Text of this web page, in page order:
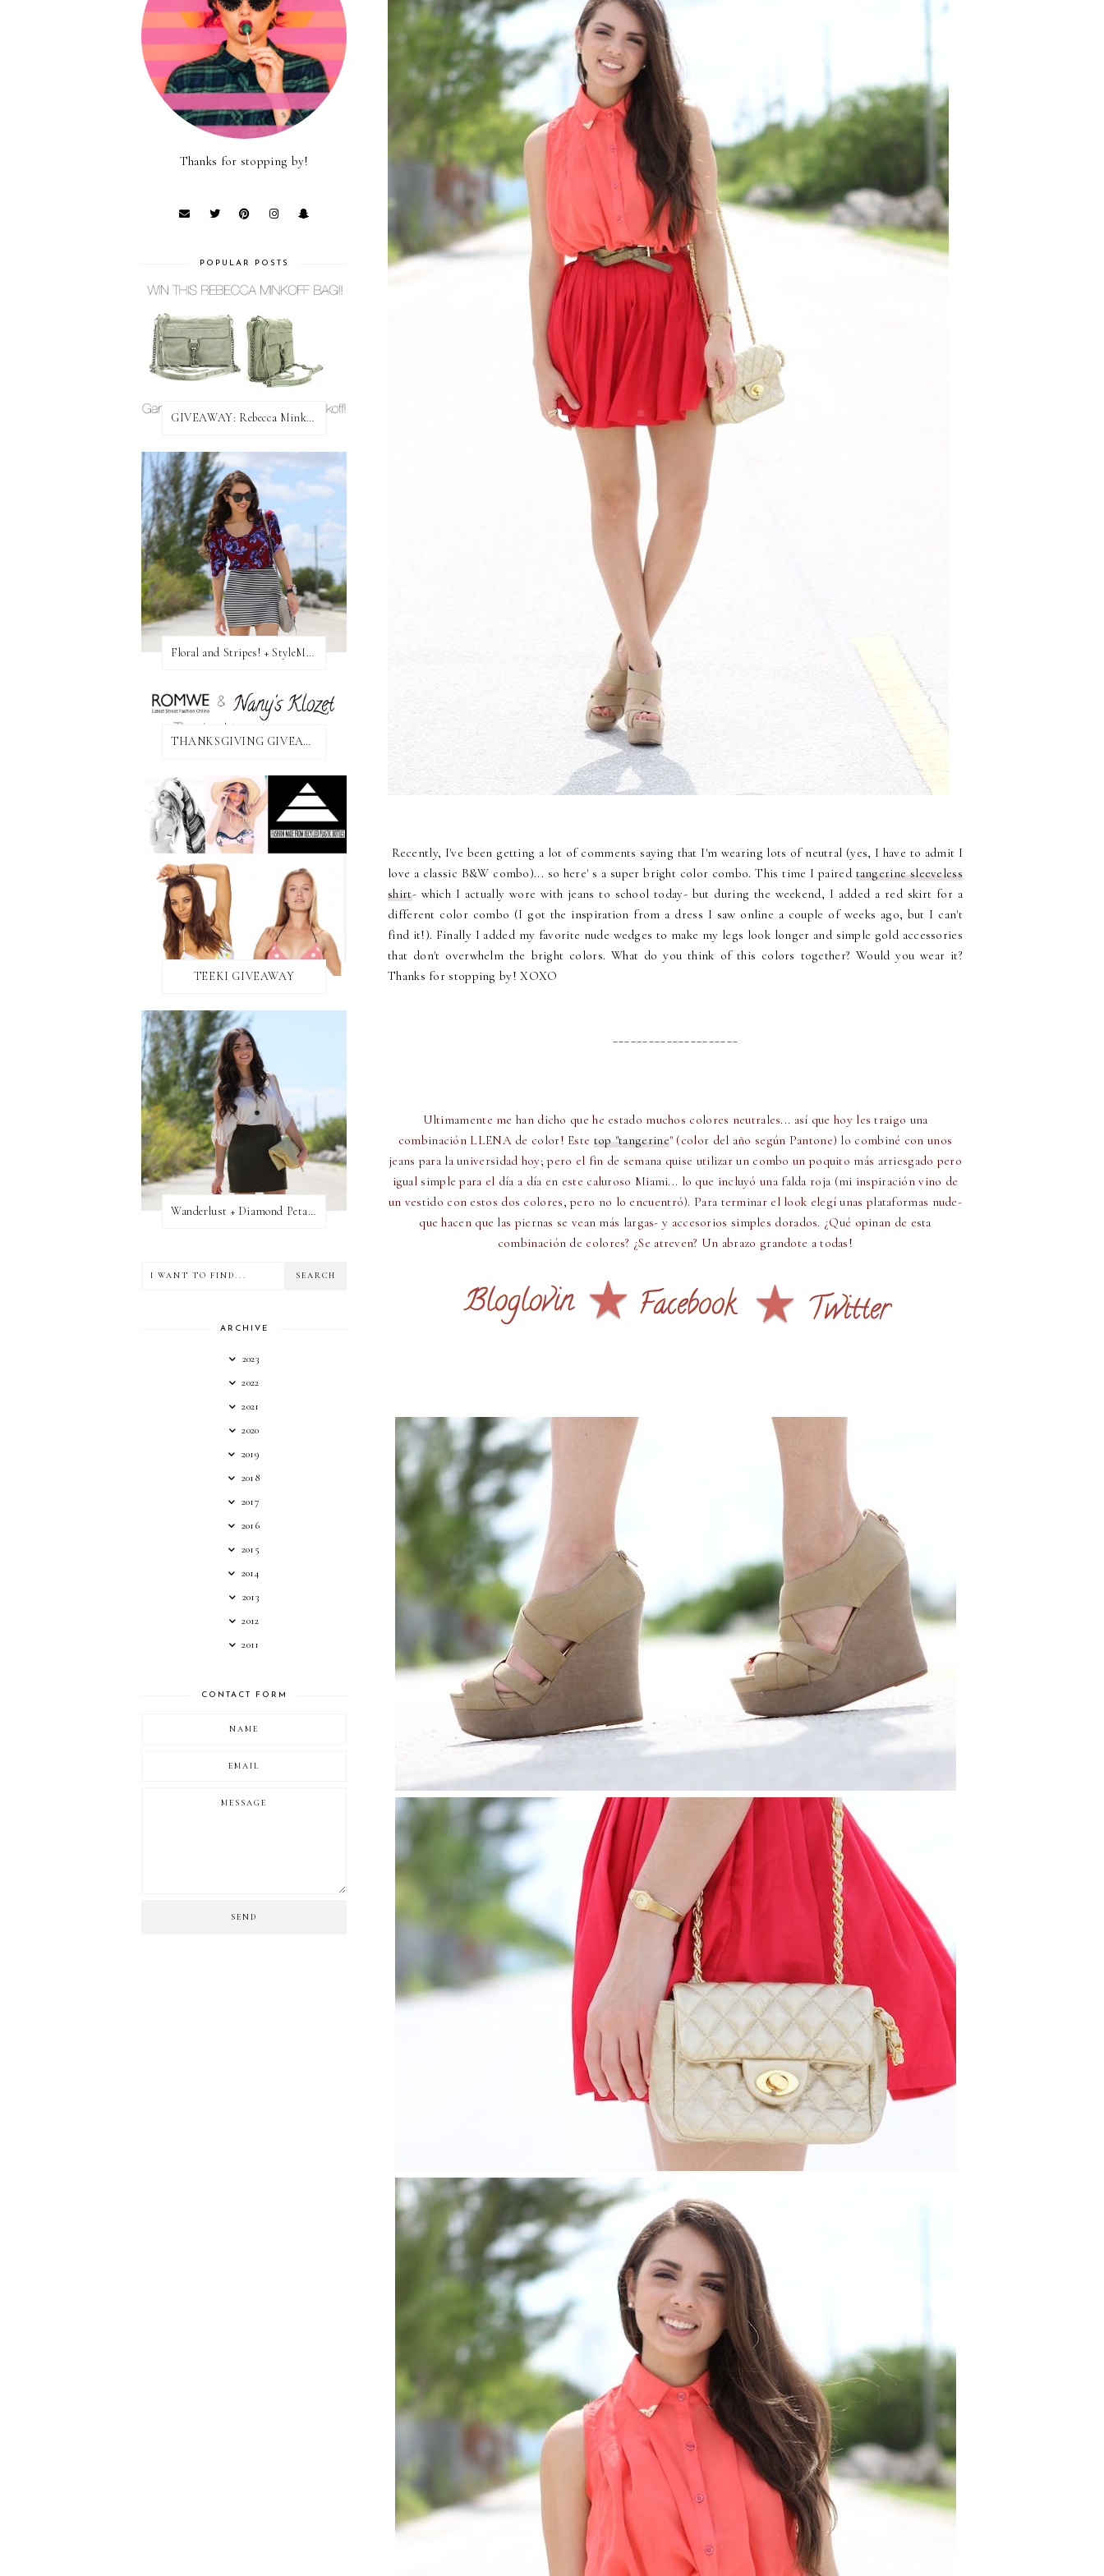
Recently, I've been getting a lot of comments saying that I'm wearing lots of neutral (yes, I have to admit I
love a classic B&W combo)... so here' s a super bright color combo. This time I paired tangerine sleeveless
shirt- which I actually wore with jeans to school today- but during the weekend, I added a red skirt for a
different color combo (I got the inspiration from a dress I saw online a couple of weeks ago, but I can't
find it!). Finally I added my favorite nude wedges to make my legs look longer and simple gold accessories
that don't overwhelm the bright colors. What do you think of this colors together? Would you wear it?
Thanks for stopping by! XOXO
Ultimamente me han dicho que he estado muchos colores neutrales... así que hoy les traigo una
combinación LLENA de color! Este top "tangerine" (color del año según Pantone) lo combiné con unos
jeans para la universidad hoy; pero el fin de semana quise utilizar un combo un poquito más arriesgado pero
igual simple para el día a día en este caluroso Miami... lo que incluyó una falda roja (mi inspiración vino de
un vestido con estos dos colores, pero no lo encuentró). Para terminar el look elegí unas plataformas nude-
que hacen que las piernas se vean más largas- y accesorios simples dorados. ¿Qué opinan de esta
combinación de colores? ¿Se atreven? Un abrazo grandote a todas!
Thanks for stopping by!
POPULAR POSTS
GIVEAWAY: Rebecca Minkoff Bag!
Floral and Stripes! + StyleMint GIVEAWAY!
THANKSGIVING GIVEAWAY!
TEEKI GIVEAWAY
Wanderlust + Diamond Petal Giveaway
ARCHIVE
2023
2022
2021
2020
2019
2018
2017
2016
2015
2014
2013
2012
2011
CONTACT FORM